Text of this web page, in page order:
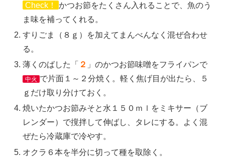
Check！
かつお節をたくさん入れることで、魚のう
ま味を補ってくれる。
すりごま（８ｇ）を加えてまんべんなく混ぜ合わせ
る。
薄くのばした「 ２ 」のかつお節味噌をフライパンで
中火 で片面１～２分焼く。軽く焦げ目が出たら、５
ｇだけ取り分けておく。
焼いたかつお節みそと水１５０ｍｌをミキサー（ブ
レンダー）で撹拌して伸ばし、タレにする。よく混
ぜたら冷蔵庫で冷やす。
オクラ６本を半分に切って種を取除く。